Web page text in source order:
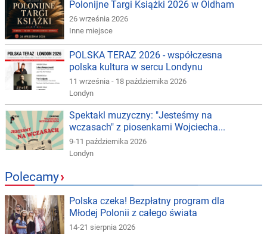
Polonijne Targi Książki 2026 w Oldham
26 września 2026
Inne miejsce
POLSKA TERAZ 2026 - współczesna
polska kultura w sercu Londynu
11 września - 18 października 2026
Londyn
Spektakl muzyczny: "Jesteśmy na
wczasach" z piosenkami Wojciecha...
9-11 października 2026
Londyn
Polecamy›
Polska czeka! Bezpłatny program dla
Młodej Polonii z całego świata
14-21 sierpnia 2026